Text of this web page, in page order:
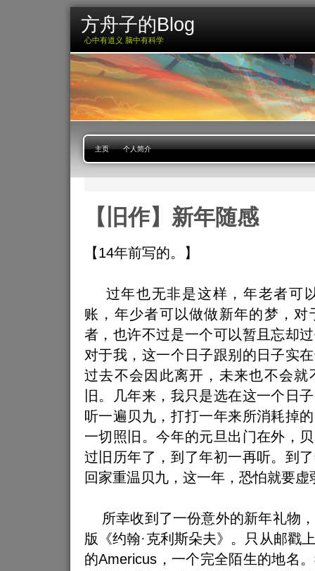
方舟子的Blog
心中有道义 脑中有科学
主页 个人简介
【旧作】新年随感
【14年前写的。】
过年也无非是这样，年老者可
账，年少者可以做做新年的梦，对
者，也许不过是一个可以暂且忘却
对于我，这一个日子跟别的日子实
过去不会因此离开，未来也不会就
旧。几年来，我只是选在这一个日
听一遍贝九，打打一年来所消耗掉
一切照旧。今年的元旦出门在外，
过旧历年了，到了年初一再听。到
回家重温贝九，这一年，恐怕就要虚
所幸收到了一份意外的新年礼物
版《约翰·克利斯朵夫》。只从邮戳
的Americus，一个完全陌生的地名